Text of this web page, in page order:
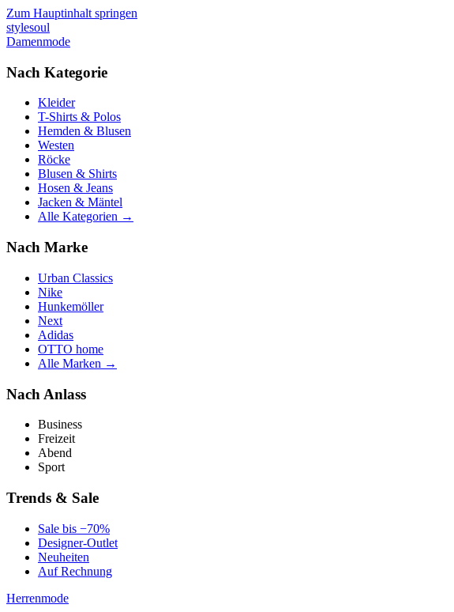
Zum Hauptinhalt springen
stylesoul
Damenmode
Nach Kategorie
Kleider
T-Shirts & Polos
Hemden & Blusen
Westen
Röcke
Blusen & Shirts
Hosen & Jeans
Jacken & Mäntel
Alle Kategorien →
Nach Marke
Urban Classics
Nike
Hunkemöller
Next
Adidas
OTTO home
Alle Marken →
Nach Anlass
Business
Freizeit
Abend
Sport
Trends & Sale
Sale bis −70%
Designer-Outlet
Neuheiten
Auf Rechnung
Herrenmode